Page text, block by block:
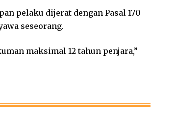
pelaku dijerat dengan Pasal 170
seseorang.
maksimal 12 tahun penjara,”